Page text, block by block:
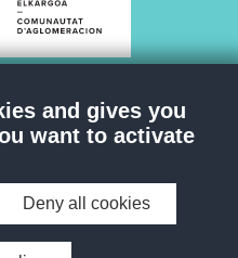
and gives you
want to activate
Deny all cookies